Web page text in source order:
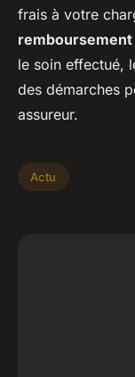
frais à votre
remboursement
le soin effectué,
des démarches
assureur.
Actu